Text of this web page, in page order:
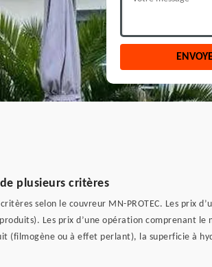
plusieurs critères
selon le couvreur MN-PROTEC. Les prix
Les prix d’une opération comprenant le
(filmogène ou à effet perlant), la superficie à